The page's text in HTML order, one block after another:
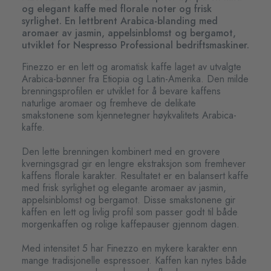
og elegant kaffe med florale noter og frisk
syrlighet. En lettbrent Arabica-blanding med
aromaer av jasmin, appelsinblomst og bergamot,
utviklet for Nespresso Professional bedriftsmaskiner.
Finezzo er en lett og aromatisk kaffe laget av utvalgte
Arabica-bønner fra Etiopia og Latin-Amerika. Den milde
brenningsprofilen er utviklet for å bevare kaffens
naturlige aromaer og fremheve de delikate
smakstonene som kjennetegner høykvalitets Arabica-
kaffe.
Den lette brenningen kombinert med en grovere
kverningsgrad gir en lengre ekstraksjon som fremhever
kaffens florale karakter. Resultatet er en balansert kaffe
med frisk syrlighet og elegante aromaer av jasmin,
appelsinblomst og bergamot. Disse smakstonene gir
kaffen en lett og livlig profil som passer godt til både
morgenkaffen og rolige kaffepauser gjennom dagen.
Med intensitet 5 har Finezzo en mykere karakter enn
mange tradisjonelle espressoer. Kaffen kan nytes både